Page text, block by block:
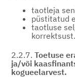
taotleja
püstitatud
taotluse
korrektsust.
2.2.7. Toetuse
ja/või
kogueelarvest.